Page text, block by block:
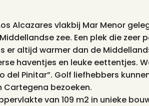
Alcazares vlakbij Mar Menor
zee. Een plek die
er altijd warmer dan de
haventjes en leuke eettentjes.
del Pinitar”. Golf liefhebbers
Cartegena bezoeken.
van 109 m2 in unieke